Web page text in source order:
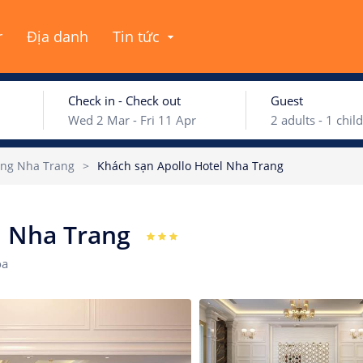
Địa danh Tin tức
Check in - Check out
Wed 2 Mar - Fri 11 Apr
Wed Thu Fri Sat
29
12 13 14 15
6 7 8 9
13 14 15 16
Guest
2 adults - 1
Nha Trang > Khách sạn Apollo Hotel Nha Trang
Trang